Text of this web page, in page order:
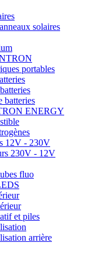
solaires
portables
batteries
ENERGY
12V - 230V
230V - 12V
fluo
et piles
arrière